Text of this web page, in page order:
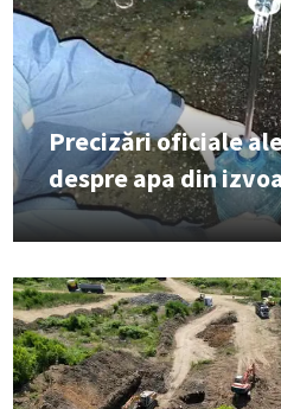
Precizări oficiale
despre apa din